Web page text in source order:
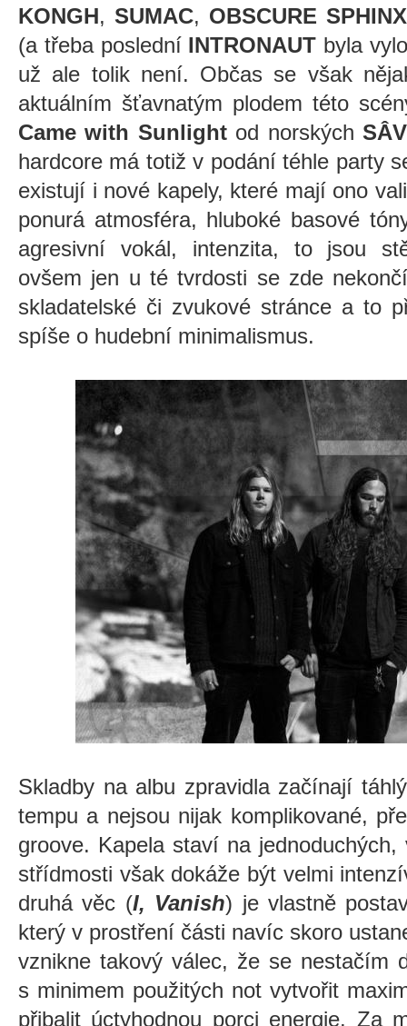
KONGH, SUMAC, OBSCURE SPHINX
(a třeba poslední INTRONAUT byla
už ale tolik není. Občas se však
aktuálním šťavnatým plodem této
Came with Sunlight od norských
hardcore má totiž v podání téhle party
existují i nové kapely, které mají ono
ponurá atmosféra, hluboké basové
agresivní vokál, intenzita, to jsou
ovšem jen u té tvrdosti se zde
skladatelské či zvukové stránce a to
spíše o hudební minimalismus.
Skladby na albu zpravidla začínají
tempu a nejsou nijak komplikované,
groove. Kapela staví na
střídmosti však dokáže být velmi
druhá věc (I, Vanish) je vlastně
který v prostření části navíc skoro
vznikne takový válec, že se nestačím
s minimem použitých not vytvořit
přibalit úctyhodnou porci energie. Za